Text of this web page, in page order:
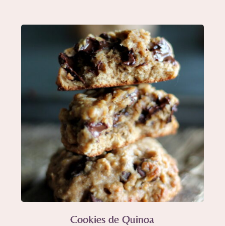
Cookies de Quinoa